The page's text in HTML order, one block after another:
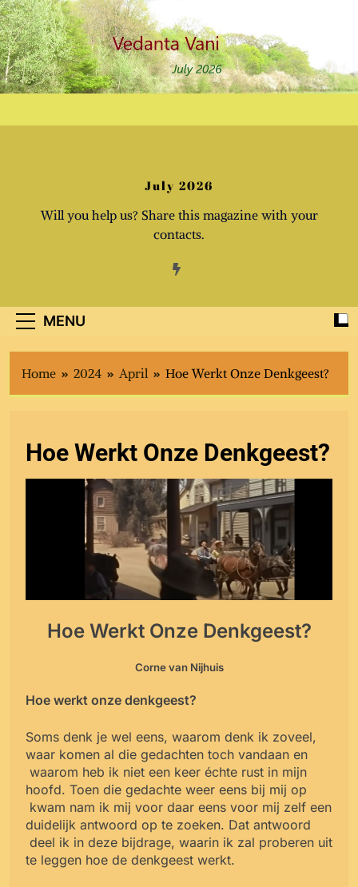
Skip
to
content
July 2026
Will you help us? Share this magazine with your
contacts.
MENU
Home 2024 April Hoe Werkt Onze Denkgeest?
Hoe Werkt Onze Denkgeest?
Hoe Werkt Onze Denkgeest?
Corne van Nijhuis
Hoe werkt onze denkgeest?
Soms denk je wel eens, waarom denk ik zoveel,
waar komen al die gedachten toch vandaan en
waarom heb ik niet een keer échte rust in mijn
hoofd. Toen die gedachte weer eens bij mij op
kwam nam ik mij voor daar eens voor mij zelf een
duidelijk antwoord op te zoeken. Dat antwoord
deel ik in deze bijdrage, waarin ik zal proberen uit
te leggen hoe de denkgeest werkt.